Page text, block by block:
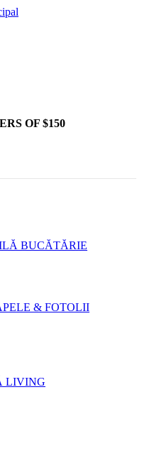
OF $150
BUCĂTĂRIE
& FOTOLII
LIVING